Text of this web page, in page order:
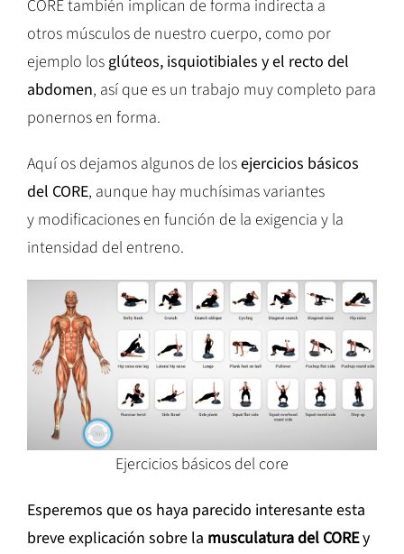
CORE también implican de forma indirecta a
otros músculos de nuestro cuerpo, como por
ejemplo losglúteos, isquiotibiales y el recto del
abdomen, así que es un trabajo muy completo para
ponernos en forma.
Aquí os dejamos algunos de losejercicios básicos
del CORE, aunque hay muchísimas variantes
y modificaciones en función de la exigencia y la
intensidad del entreno.
Ejercicios básicos del core
Esperemos que os haya parecido interesante esta
breve explicación sobre la musculatura del COREy